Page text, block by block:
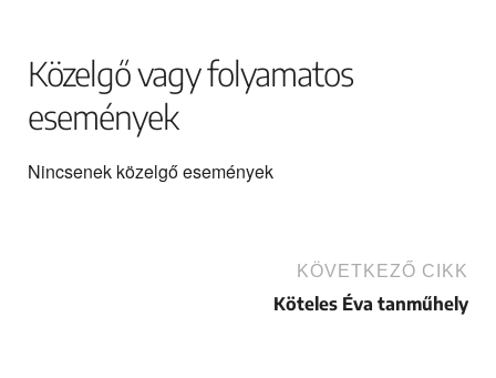
Közelgő vagy folyamatos
események
Nincsenek közelgő események
KÖVETKEZŐ CIKK
Köteles Éva tanműhely